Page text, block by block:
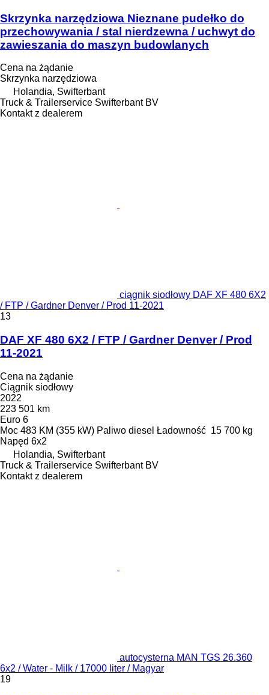
Skrzynka narzędziowa Nieznane pudełko do
przechowywania / stal nierdzewna / uchwyt do
zawieszania do maszyn budowlanych
Cena na żądanie
Skrzynka narzędziowa
Holandia, Swifterbant
Truck & Trailerservice Swifterbant BV
Kontakt z dealerem
ciągnik siodłowy DAF XF 480 6X2
/ FTP / Gardner Denver / Prod 11-2021
13
DAF XF 480 6X2 / FTP / Gardner Denver / Prod
11-2021
Cena na żądanie
Ciągnik siodłowy
2022
223 501 km
Euro 6
Moc 483 KM (355 kW) Paliwo diesel Ładowność 15 700 kg
Napęd 6x2
Holandia, Swifterbant
Truck & Trailerservice Swifterbant BV
Kontakt z dealerem
autocysterna MAN TGS 26.360
6x2 / Water - Milk / 17000 liter / Magyar
19